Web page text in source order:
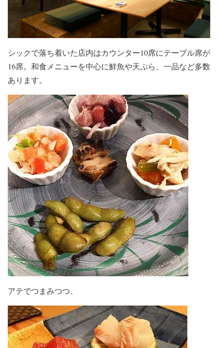
シックで落ち着いた店内はカウンター10席にテーブル席が
16席。和食メニューを中心に鮮魚や天ぷら、一品など多数
あります。
アテでつまみつつ、